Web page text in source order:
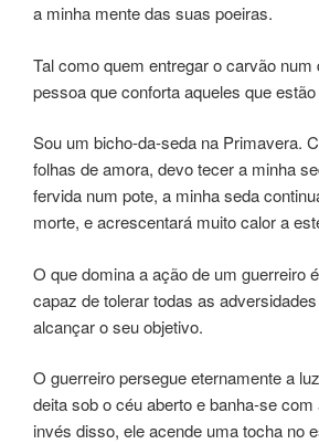
a minha mente das suas poeiras.
Tal como quem entregar o carvão num
pessoa que conforta aqueles que
Sou um bicho-da-seda na Primavera.
folhas de amora, devo tecer a minha
fervida num pote, a minha seda
morte, e acrescentará muito calor a
O que domina a ação de um guerreiro
capaz de tolerar todas as
alcançar o seu objetivo.
O guerreiro persegue eternamente a
deita sob o céu aberto e banha-se
invés disso, ele acende uma tocha no